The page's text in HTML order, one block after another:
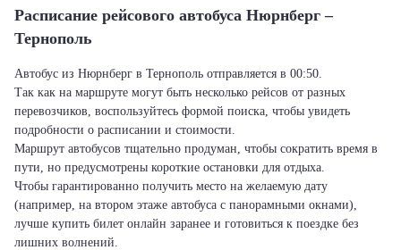
Расписание рейсового автобуса Нюрнберг –
Тернополь
Автобус из Нюрнберг в Тернополь отправляется в 00:50.
Так как на маршруте могут быть несколько рейсов от разных
перевозчиков, воспользуйтесь формой поиска, чтобы увидеть
подробности о расписании и стоимости.
Маршрут автобусов тщательно продуман, чтобы сократить время в
пути, но предусмотрены короткие остановки для отдыха.
Чтобы гарантированно получить место на желаемую дату
(например, на втором этаже автобуса с панорамными окнами),
лучше купить билет онлайн заранее и готовиться к поездке без
лишних волнений.